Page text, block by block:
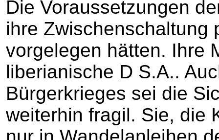
Die Voraussetzungen
ihre Zwischenschaltung
vorgelegen hätten. Ihre
liberianische D S.A..
Bürgerkrieges sei die
weiterhin fragil. Sie, die